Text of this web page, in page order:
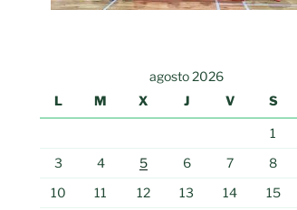
agosto 2026
L
M X J V S
1
3
4 5 6 7 8
10
11 12 13 14 15